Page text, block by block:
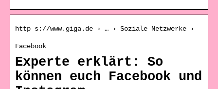
http s://www.giga.de › … › Soziale Netzwerke ›
Facebook
Experte erklärt: So
können euch Facebook und